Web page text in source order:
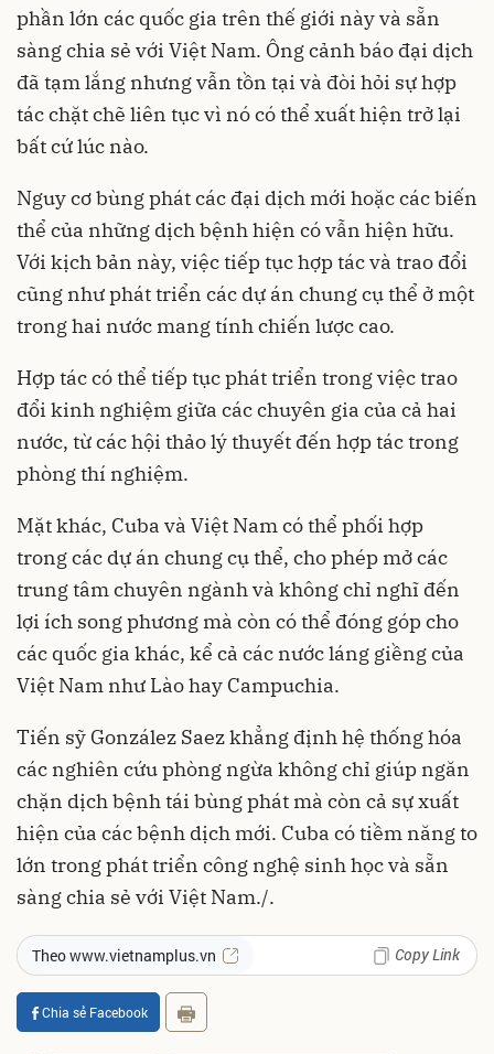
phần lớn các quốc gia trên thế giới này và sẵn
sàng chia sẻ với Việt Nam. Ông cảnh báo đại dịch
đã tạm lắng nhưng vẫn tồn tại và đòi hỏi sự hợp
tác chặt chẽ liên tục vì nó có thể xuất hiện trở lại
bất cứ lúc nào.
Nguy cơ bùng phát các đại dịch mới hoặc các biến
thể của những dịch bệnh hiện có vẫn hiện hữu.
Với kịch bản này, việc tiếp tục hợp tác và trao đổi
cũng như phát triển các dự án chung cụ thể ở một
trong hai nước mang tính chiến lược cao.
Hợp tác có thể tiếp tục phát triển trong việc trao
đổi kinh nghiệm giữa các chuyên gia của cả hai
nước, từ các hội thảo lý thuyết đến hợp tác trong
phòng thí nghiệm.
Mặt khác, Cuba và Việt Nam có thể phối hợp
trong các dự án chung cụ thể, cho phép mở các
trung tâm chuyên ngành và không chỉ nghĩ đến
lợi ích song phương mà còn có thể đóng góp cho
các quốc gia khác, kể cả các nước láng giềng của
Việt Nam như Lào hay Campuchia.
Tiến sỹ González Saez khẳng định hệ thống hóa
các nghiên cứu phòng ngừa không chỉ giúp ngăn
chặn dịch bệnh tái bùng phát mà còn cả sự xuất
hiện của các bệnh dịch mới. Cuba có tiềm năng to
lớn trong phát triển công nghệ sinh học và sẵn
sàng chia sẻ với Việt Nam./.
Theo www.vietnamplus.vn Copy Link
Chia sẻ Facebook